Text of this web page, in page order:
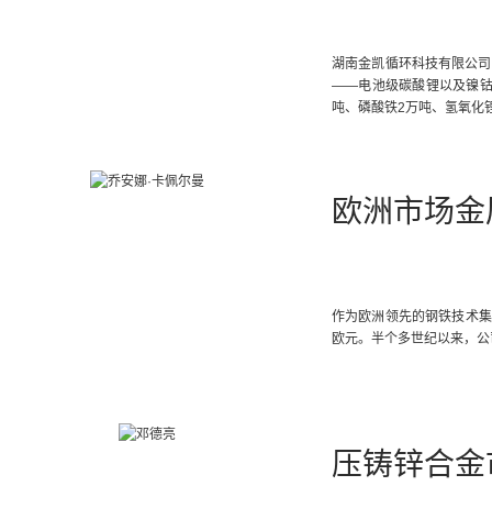
湖南金凯循环科技有限公
——电池级碳酸锂以及镍钴
吨、磷酸铁2万吨、氢氧化
欧洲市场
作为欧洲领先的钢铁技术
欧元。半个多世纪以来，
压铸锌合